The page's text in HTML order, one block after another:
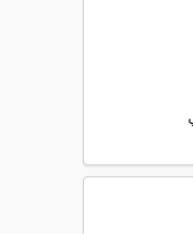
224 كيلو سعرة حرارية